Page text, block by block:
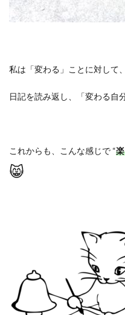
私は「変わる」ことに対して
日記を読み返し、「変わる自
これからも、こんな感じで “
😸